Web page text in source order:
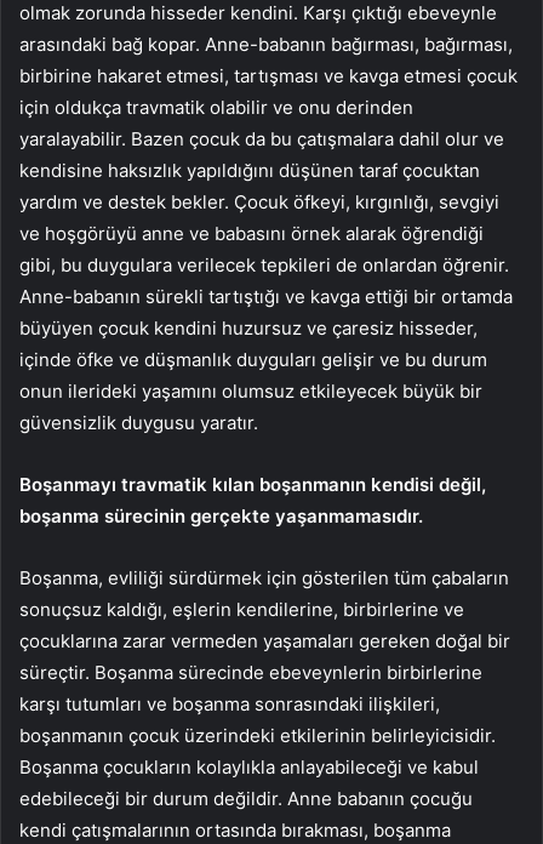
olmak zorunda hisseder kendini. Karşı çıktığı ebeveynle
arasındaki bağ kopar. Anne-babanın bağırması, bağırması,
birbirine hakaret etmesi, tartışması ve kavga etmesi çocuk
için oldukça travmatik olabilir ve onu derinden
yaralayabilir. Bazen çocuk da bu çatışmalara dahil olur ve
kendisine haksızlık yapıldığını düşünen taraf çocuktan
yardım ve destek bekler. Çocuk öfkeyi, kırgınlığı, sevgiyi
ve hoşgörüyü anne ve babasını örnek alarak öğrendiği
gibi, bu duygulara verilecek tepkileri de onlardan öğrenir.
Anne-babanın sürekli tartıştığı ve kavga ettiği bir ortamda
büyüyen çocuk kendini huzursuz ve çaresiz hisseder,
içinde öfke ve düşmanlık duyguları gelişir ve bu durum
onun ilerideki yaşamını olumsuz etkileyecek büyük bir
güvensizlik duygusu yaratır.
Boşanmayı travmatik kılan boşanmanın kendisi değil,
boşanma sürecinin gerçekte yaşanmamasıdır.
Boşanma, evliliği sürdürmek için gösterilen tüm çabaların
sonuçsuz kaldığı, eşlerin kendilerine, birbirlerine ve
çocuklarına zarar vermeden yaşamaları gereken doğal bir
süreçtir. Boşanma sürecinde ebeveynlerin birbirlerine
karşı tutumları ve boşanma sonrasındaki ilişkileri,
boşanmanın çocuk üzerindeki etkilerinin belirleyicisidir.
Boşanma çocukların kolaylıkla anlayabileceği ve kabul
edebileceği bir durum değildir. Anne babanın çocuğu
kendi çatışmalarının ortasında bırakması, boşanma